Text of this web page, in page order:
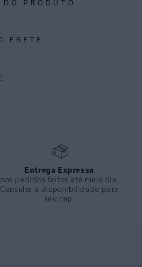
DO PRODUTO
Inverno 2025
82% Poliamida 18%elastano
FRETE
Entrega Expressa
nos pedidos feitos até meio dia.
Consulte a disponibilidade para
seu cep.